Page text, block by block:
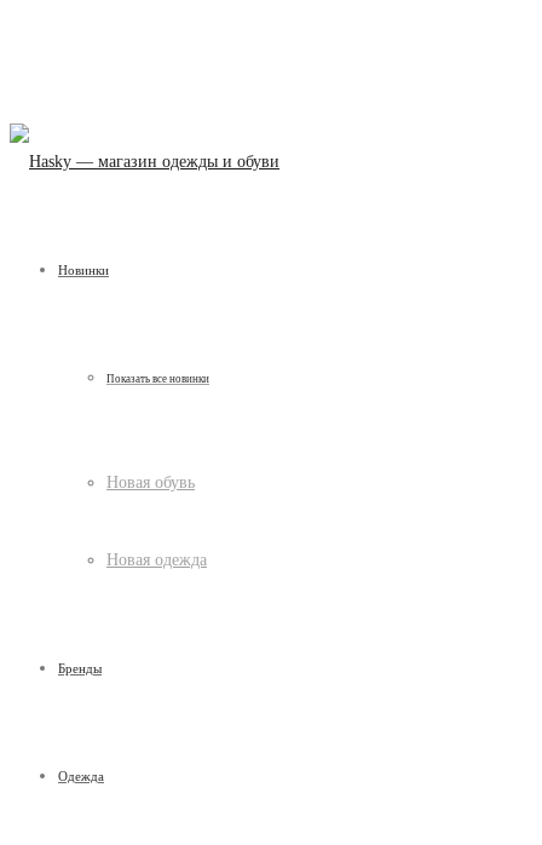
Новинки
Показать все новинки
Новая обувь
Новая одежда
Бренды
Одежда